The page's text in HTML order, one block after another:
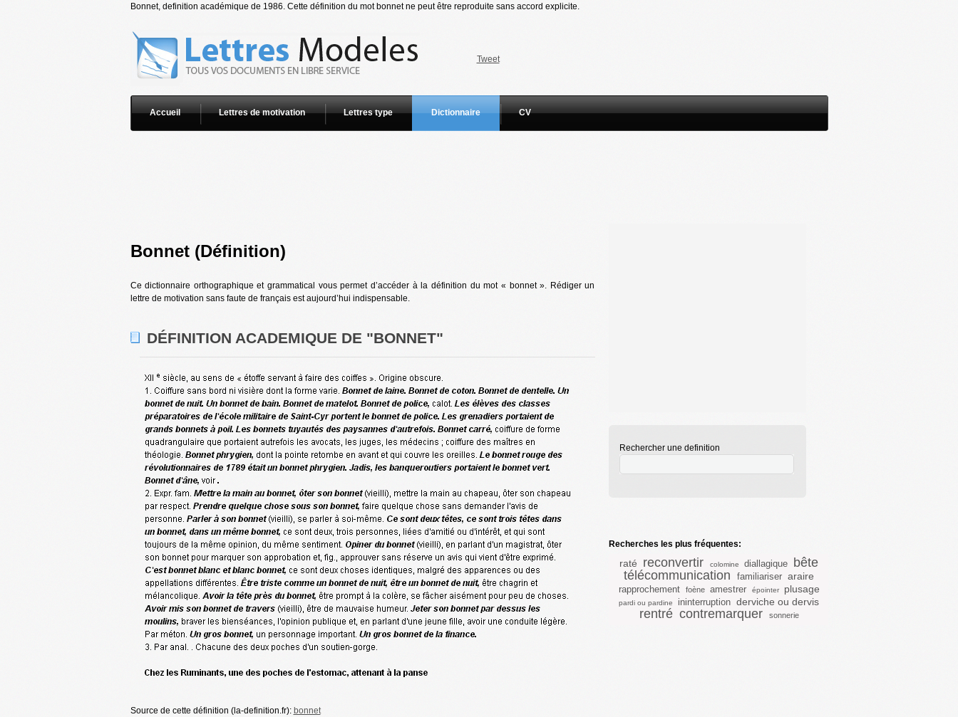
Bonnet, definition académique de 1986. Cette définition du mot bonnet ne peut être reproduite sans accord explicite.
Tweet
Accueil Lettres de motivation Lettres type Dictionnaire CV
Bonnet (Définition)
Ce dictionnaire orthographique et grammatical vous permet d’accéder à la définition du mot « bonnet ». Rédiger un
lettre de motivation sans faute de français est aujourd’hui indispensable.
DÉFINITION ACADEMIQUE DE "BONNET"
Source de cette définition (la-definition.fr): bonnet
Rechercher une definition
Recherches les plus fréquentes:
raté reconvertir colomine diallagique
bête
télécommunication
familiariser araire
rapprochement foène amestrer épointer plusage
pardi ou pardine ininterruption derviche ou dervis
rentré contremarquer sonnerie